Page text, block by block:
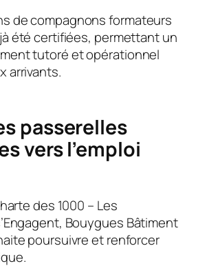
de compagnons formateurs
été certifiées, permettant un
tutoré et opérationnel
arrivants.
passerelles
vers l’emploi
des 1000 – Les
Bouygues Bâtiment
poursuivre et renforcer